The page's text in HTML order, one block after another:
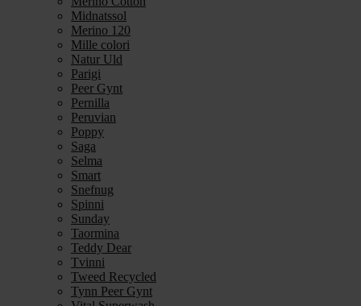
Midnatssol
Merino 120
Mille colori
Natur Uld
Parigi
Peer Gynt
Pernilla
Peruvian
Poppy
Saga
Selma
Smart
Snefnug
Spinni
Sunday
Taormina
Teddy Dear
Tvinni
Tweed Recycled
Tynn Peer Gynt